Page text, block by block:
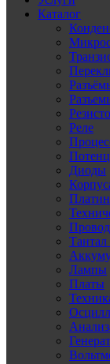
Каталог
Реле
Диоды
Тантал
Лампы
Платы